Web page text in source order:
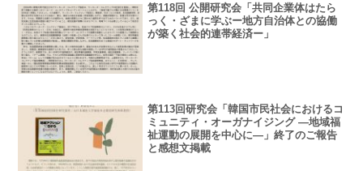
第118回 公開研究会「共同企業体はたら
っく・ざまに学ぶー地方自治体との協働
が築く社会的連帯経済ー」
第113回研究会「韓国市民社会におけるコ
ミュニティ・オーガナイジング ―地域福
祉運動の展開を中心に―」終了のご報告
と感想文掲載